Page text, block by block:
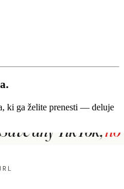
ki ga želite prenesti — deluje